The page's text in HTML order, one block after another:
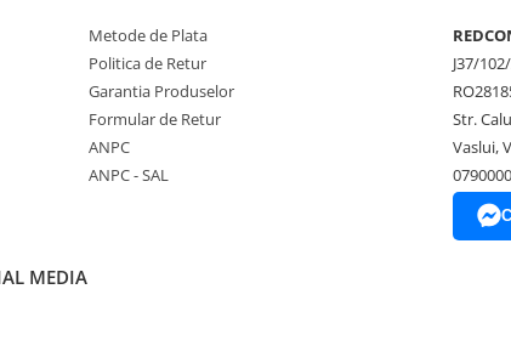
Metode de Plata
Politica de Retur
Garantia Produselor
Formular de Retur
ANPC
ANPC - SAL
J37/
Str.
Vaslui,
MEDIA